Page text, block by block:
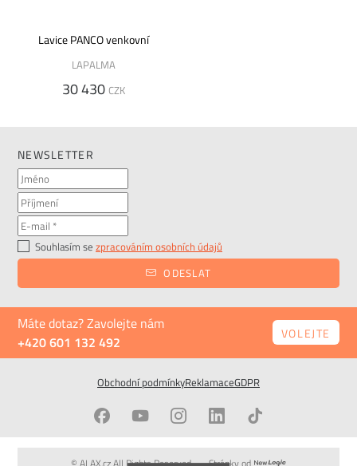
Lavice PANCO venkovní
LAPALMA
30 430 CZK
NEWSLETTER
Souhlasím se zpracováním osobních údajů
ODESLAT
Máte dotaz? Zavolejte nám
+420 601 132 492
VOLEJTE
Obchodní podmínkyReklamaceGDPR
© ALAX.cz All Rights Reserved Stránky od